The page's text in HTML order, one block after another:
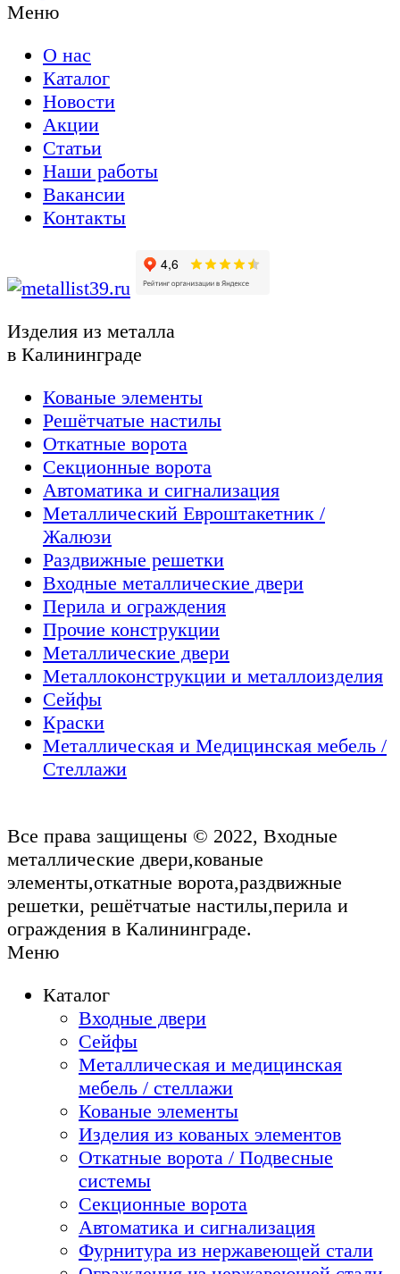
Меню
О нас
Каталог
Новости
Акции
Статьи
Наши работы
Вакансии
Контакты
Изделия из металла
в Калининграде
Кованые элементы
Решётчатые настилы
Откатные ворота
Секционные ворота
Автоматика и сигнализация
Металлический Евроштакетник /
Жалюзи
Раздвижные решетки
Входные металлические двери
Перила и ограждения
Прочие конструкции
Металлические двери
Металлоконструкции и металлоизделия
Сейфы
Краски
Металлическая и Медицинская мебель /
Стеллажи
Все права защищены © 2022, Входные
металлические двери,кованые
элементы,откатные ворота,раздвижные
решетки, решётчатые настилы,перила и
ограждения в Калининграде.
Меню
Каталог
Входные двери
Сейфы
Металлическая и медицинская
мебель / стеллажи
Кованые элементы
Изделия из кованых элементов
Откатные ворота / Подвесные
системы
Секционные ворота
Автоматика и сигнализация
Фурнитура из нержавеющей стали